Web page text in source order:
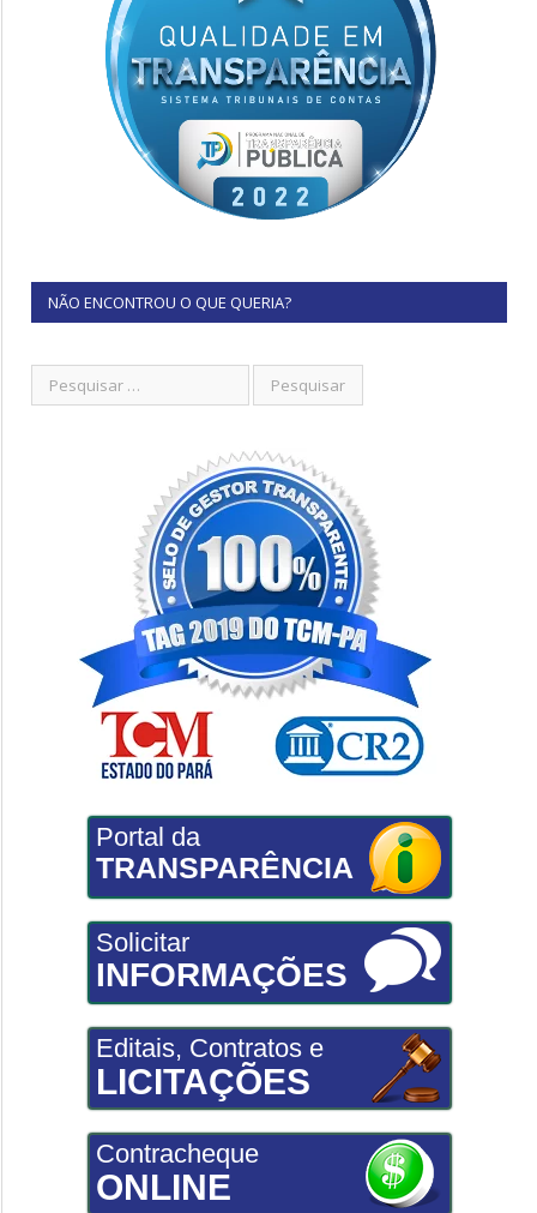
NÃO ENCONTROU O QUE QUERIA?
Portal da
TRANSPARÊNCIA
Solicitar
INFORMAÇÕES
Editais, Contratos e
LICITAÇÕES
Contracheque
ONLINE